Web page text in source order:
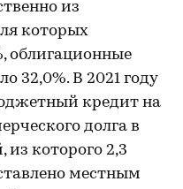
из
которых
облигационные
32,0%. В 2021 году
кредит на
долга в
из которого 2,3
местным